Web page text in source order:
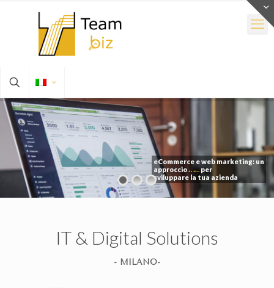
eCommerce e web marketing: un
approccio data drivenper
sviluppare la tua azienda
IT & Digital Solutions
- MILANO-